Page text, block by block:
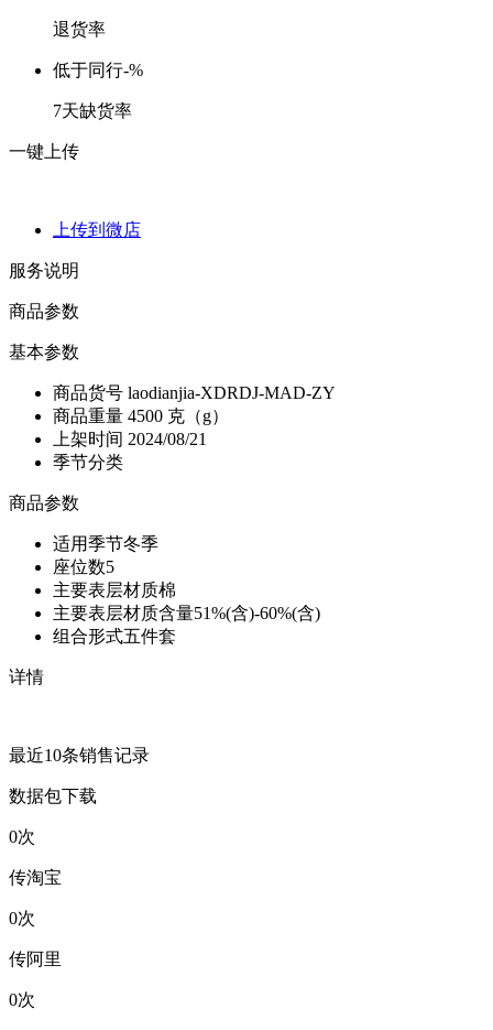
退货率
低于同行-%
7天缺货率
一键上传
上传到微店
服务说明
商品参数
基本参数
商品货号 laodianjia-XDRDJ-MAD-ZY
商品重量 4500 克（g）
上架时间 2024/08/21
季节分类
商品参数
适用季节冬季
座位数5
主要表层材质棉
主要表层材质含量51%(含)-60%(含)
组合形式五件套
详情
最近10条销售记录
数据包下载
0次
传淘宝
0次
传阿里
0次